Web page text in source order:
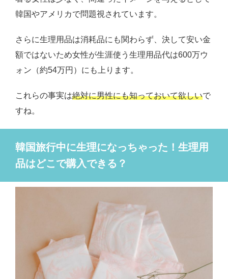
韓国やアメリカで問題視されています。
さらに生理用品は消耗品にも関わらず、決して安い金
額ではないため女性が生涯使う生理用品代は600万ウ
ォン（約54万円）にも上ります。
これらの事実は絶対に男性にも知っておいて欲しいで
すね。
韓国旅行中に生理になっちゃった！生理用
品はどこで購入できる？